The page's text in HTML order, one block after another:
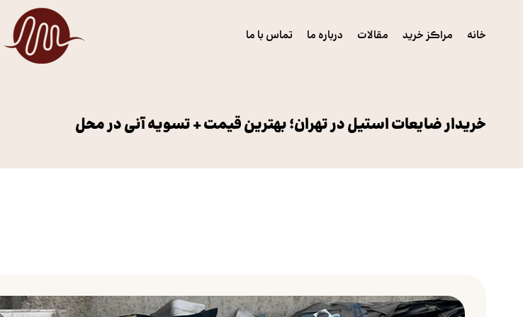
خانه مراکز خرید مقالات درباره ما تماس با ما
خریدار ضایعات استیل در تهران؛ بهترین قیمت + تسویه آنی در محل